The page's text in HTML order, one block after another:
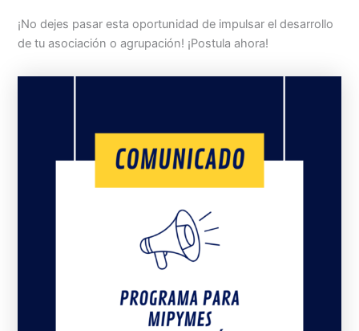
¡No dejes pasar esta oportunidad de impulsar el desarrollo
de tu asociación o agrupación! ¡Postula ahora!